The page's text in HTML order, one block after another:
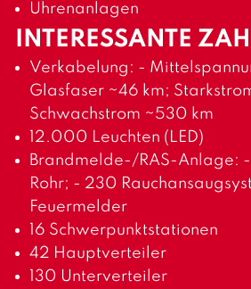
Uhrenanlagen
INTERESSANTE
Verkabelung: -
Glasfaser ~46 km;
Schwachstrom ~530 km
12.000 Leuchten (LED)
Brandmelde-/RAS-Anlage: -
Rohr; - 230
Feuermelder
16 Schwerpunktstationen
42 Hauptverteiler
130 Unterverteiler